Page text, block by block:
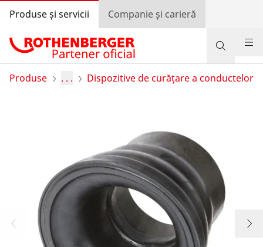
Produse și servicii Companie și carieră
Programul de bonusuri
Autentificare
Selectarea țării
Companie și carieră
Produse . . . Dispozitive de curățare a conductelor